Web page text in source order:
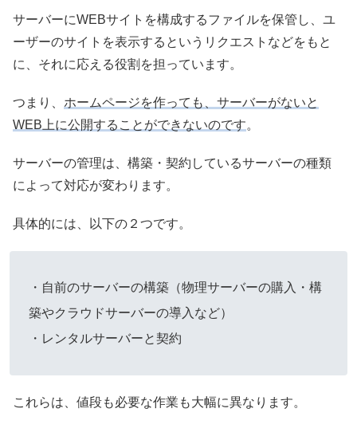
サーバーにWEBサイトを構成するファイルを保管し、ユ
ーザーのサイトを表示するというリクエストなどをもと
に、それに応える役割を担っています。
つまり、 ホームページを作っても、サーバーがないと
WEB上に公開することができないのです。
サーバーの管理は、構築・契約しているサーバーの種類
によって対応が変わります。
具体的には、以下の２つです。
・自前のサーバーの構築（物理サーバーの購入・構
築やクラウドサーバーの導入など）
・レンタルサーバーと契約
これらは、値段も必要な作業も大幅に異なります。